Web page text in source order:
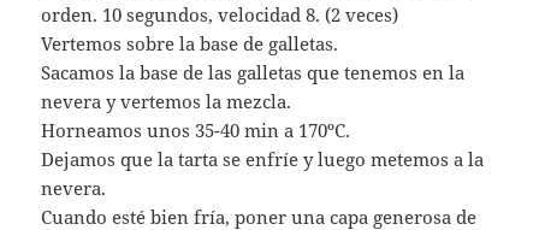
orden. 10 segundos, velocidad 8. (2 veces)
Vertemos sobre la base de galletas.
Sacamos la base de las galletas que tenemos en la
nevera y vertemos la mezcla.
Horneamos unos 35-40 min a 170ºC.
Dejamos que la tarta se enfríe y luego metemos a la
nevera.
Cuando esté bien fría, poner una capa generosa de